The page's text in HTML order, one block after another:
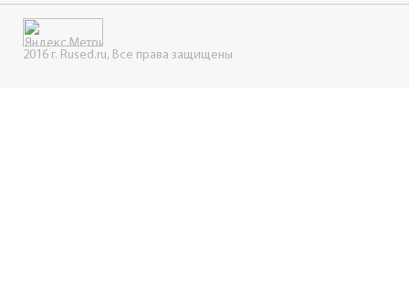
2016 г. Rused.ru, Все права защищены